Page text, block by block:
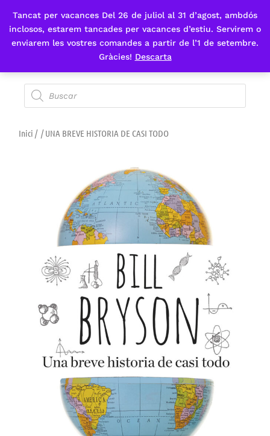
Tancat per vacances Del 26 de juliol al 31 d’agost, ambdós
inclosos, estarem tancades per vacances d’estiu. Servirem o
enviarem les vostres comandes a partir de l’1 de setembre.
Gràcies! Descarta
Fes-te'n sòcia
Inici / / UNA BREVE HISTORIA DE CASI TODO